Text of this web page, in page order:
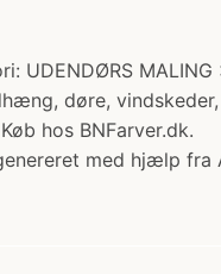
UDENDØRS
døre,
hos BNFarver.dk.
med hjælp fra